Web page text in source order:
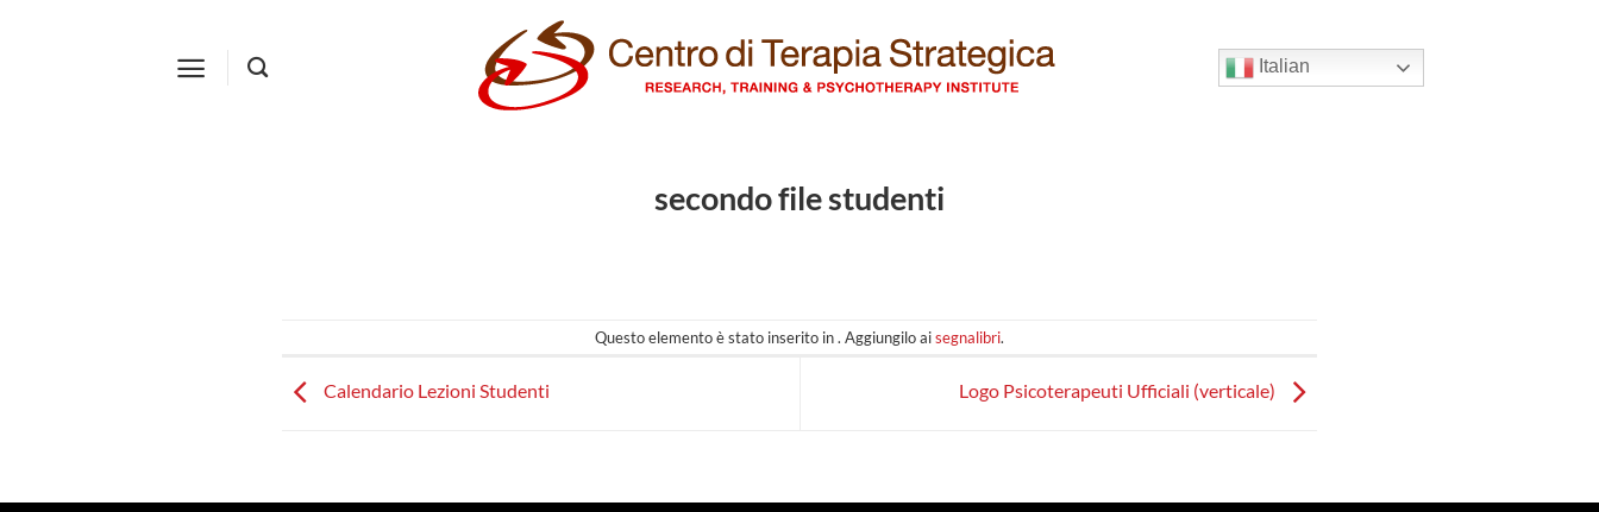
Italian
secondo file studenti
Questo elemento è stato inserito in . Aggiungilo aisegnalibri.
Calendario Lezioni Studenti Logo Psicoterapeuti Ufficiali (verticale)